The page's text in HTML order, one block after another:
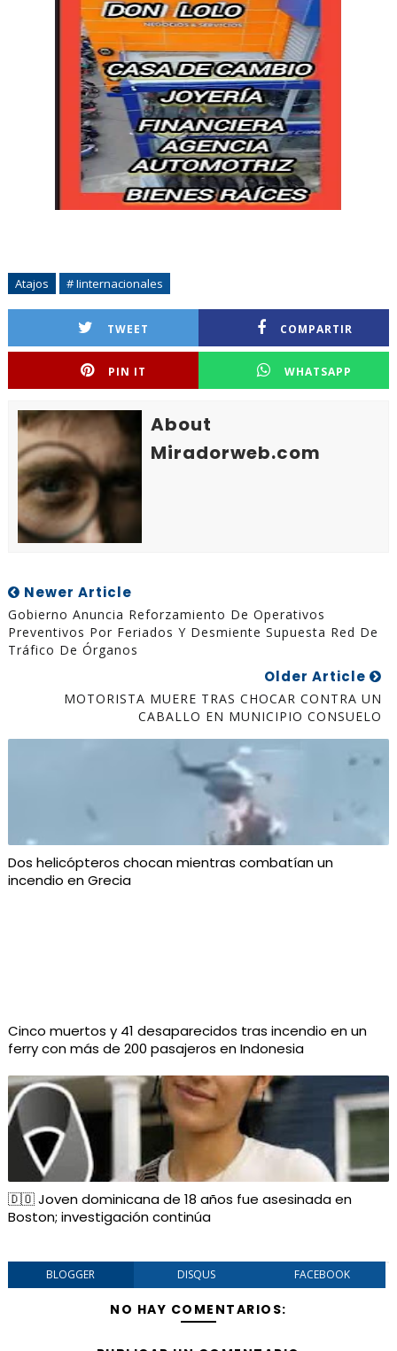
Atajos # Iinternacionales
TWEET COMPARTIR
PIN IT WHATSAPP
About
Miradorweb.com
Newer Article
Gobierno Anuncia Reforzamiento De Operativos
Preventivos Por Feriados Y Desmiente Supuesta Red De
Tráfico De Órganos
Older Article
MOTORISTA MUERE TRAS CHOCAR CONTRA UN
CABALLO EN MUNICIPIO CONSUELO
Dos helicópteros chocan mientras combatían un
incendio en Grecia
Cinco muertos y 41 desaparecidos tras incendio en un
ferry con más de 200 pasajeros en Indonesia
🇩🇴 Joven dominicana de 18 años fue asesinada en
Boston; investigación continúa
BLOGGER DISQUS FACEBOOK
NO HAY COMENTARIOS: